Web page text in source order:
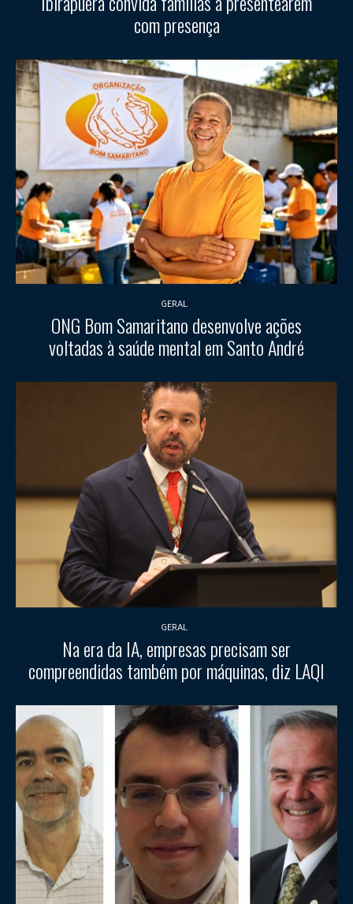
com presença
GERAL
ONG Bom Samaritano desenvolve ações
voltadas à saúde mental em Santo André
GERAL
Na era da IA, empresas precisam ser
compreendidas também por máquinas, diz LAQI